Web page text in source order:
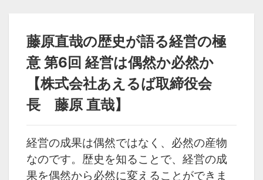
藤原直哉の歴史が語る
経営の極意 第7回 未来
の経営【㈱あえるば
藤原 直哉】
藤原直哉の歴史が語る
経営の極意 第5回 「日
本的」とは何か【㈱あ
えるば 藤原 直哉】
カテゴリ
組織
先生別> 藤原 直哉 先生
タグ
藤原直哉の歴史が語る経営の極
意 第6回 経営は偶然か必然か
【株式会社あえるば取締役会
長 藤原 直哉】
経営の成果は偶然ではなく、必然の産物
なのです。歴史を知ることで、経営の成
果を偶然から必然に変えることができま